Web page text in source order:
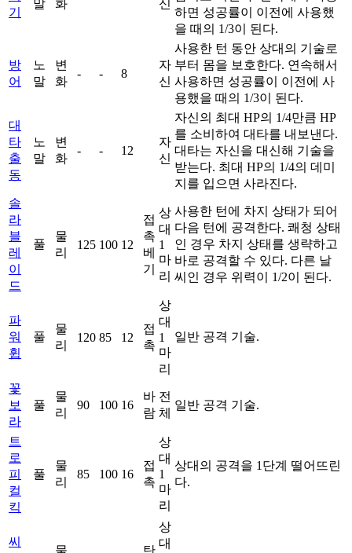
기
말
화
신
하면 성공률이 이전에 사용했
을 때의 1/3이 된다.
방
어
노
말
변
화
- - 8
자
신
사용한 턴 동안 상대의 기술로
부터 몸을 보호한다. 연속해서
사용하면 성공률이 이전에 사
용했을 때의 1/3이 된다.
대
타
출
동
노
말
변
화
- - 12
자
신
자신의 최대 HP의 1/4만큼 HP
를 소비하여 대타를 내보낸다.
대타는 자신을 대신해 기술을
받는다. 최대 HP의 1/4의 데미
지를 입으면 사라진다.
솔
라
블
레
이
드
풀
물
리
125 100 12
접
촉
베
기
상
대
1
마
리
사용한 턴에 차지 상태가 되어
다음 턴에 공격한다. 쾌청 상태
인 경우 차지 상태를 생략하고
바로 공격할 수 있다. 다른 날
씨인 경우 위력이 1/2이 된다.
파
워
휩
풀
물
리
120 85 12
접
촉
상
대
1
마
리
일반 공격 기술.
꽃
보
라
풀
물
리
90 100 16
바
람
전
체
일반 공격 기술.
트
로
피
컬
킥
풀
물
리
85 100 16
접
촉
상
대
1
마
리
상대의 공격을 1단계 떨어뜨린
다.
씨
상
대